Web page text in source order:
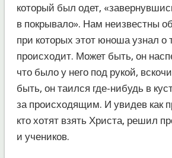
который был одет,
в покрывало». Нам неизвестны
при которых этот юноша узнал о
происходит. Может быть, он
что было у него под рукой,
быть, он таился где-нибудь в
за происходящим. И увидев как
кто хотят взять Христа, решил
и учеников.